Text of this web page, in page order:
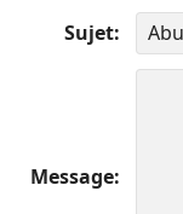
Sujet
Message